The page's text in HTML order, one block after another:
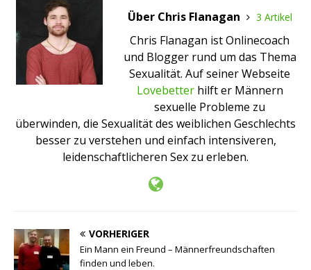
Über Chris Flanagan 3 Artikel
Chris Flanagan ist Onlinecoach
und Blogger rund um das Thema
Sexualität. Auf seiner Webseite
Lovebetterhilft er Männern
sexuelle Probleme zu
überwinden, die Sexualität des weiblichen Geschlechts
besser zu verstehen und einfach intensiveren,
leidenschaftlicheren Sex zu erleben.
VORHERIGER
Ein Mann ein Freund – Männerfreundschaften
finden und leben.